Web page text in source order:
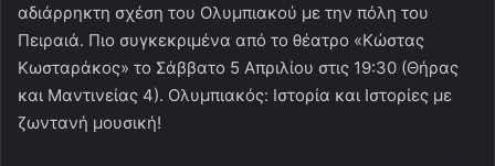
αδιάρρηκτη σχέση του Ολυμπιακού με την πόλη του
Πειραιά. Πιο συγκεκριμένα από το θέατρο «Κώστας
Κωσταράκος» το Σάββατο 5 Απριλίου στις 19:30 (Θήρας
και Μαντινείας 4). Ολυμπιακός: Ιστορία και Ιστορίες με
ζωντανή μουσική!